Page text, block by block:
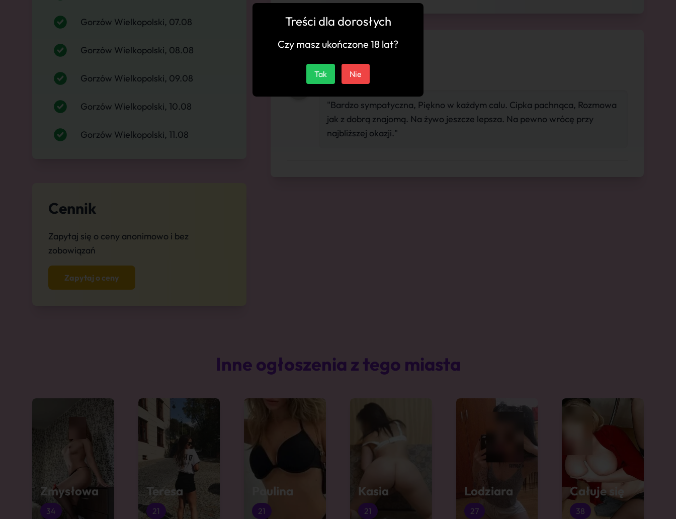
Gorzów Wielkopolski, 07.08
Gorzów Wielkopolski, 08.08
Gorzów Wielkopolski, 09.08
Gorzów Wielkopolski, 10.08
Gorzów Wielkopolski, 11.08
Cennik
Zapytaj się o ceny anonimowo i bez
zobowiązań
Zapytaj o ceny
💬 Komentarze
"Bardzo sympatyczna, Piękno w każdym calu. Cipka pachnąca, Rozmowa
jak z dobrą znajomą. Na żywo jeszcze lepsza. Na pewno wrócę przy
najbliższej okazji."
Inne ogłoszenia z tego miasta
Zmysłowa
34
Teresa
21
Paulina
21
Kasia
21
Lodziara
27
Całuje się
38
Treści dla dorosłych
Czy masz ukończone 18 lat?
Tak Nie